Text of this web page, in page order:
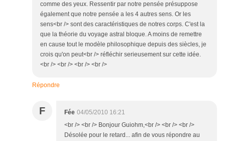
comme des yeux. Ressentir par notre pensée présuppose
également que notre pensée a les 4 autres sens. Or les
sens<br /> sont des caractéristiques de notres corps. C'est la
que la théorie du voyage astral bloque. A moins de remettre
en cause tout le modèle philosophique depuis des siècles, je
crois qu'on peut<br /> réfléchir serieusement sur cette idée.
<br /> <br /> <br /> <br />
Répondre
F Fée 04/05/2010 16:21
<br /> <br /> Bonjour Guiohm,<br /> <br /> <br />
Désolée pour le retard... afin de vous répondre au